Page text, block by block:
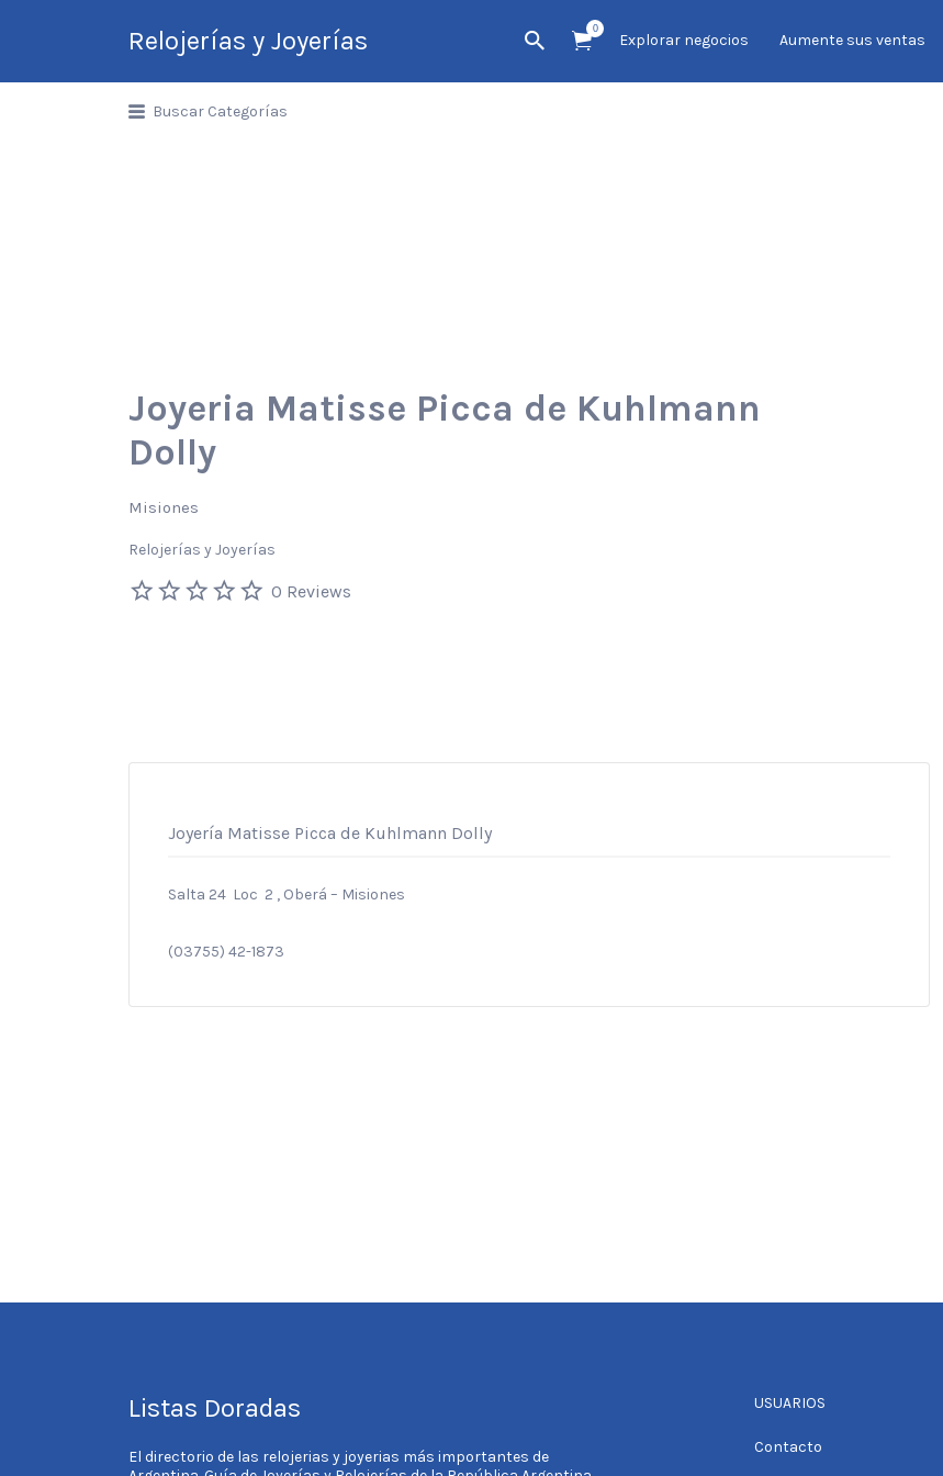
Relojerías y Joyerías
Guía de Relojerías y
0
Explorar negocios Aumente sus ventas
Buscar Categorías
Joyeria Matisse Picca de Kuhlmann
Dolly
Misiones
Relojerías y Joyerías
0 Reviews
Joyería Matisse Picca de Kuhlmann Dolly
Salta 24 Loc 2 , Oberá – Misiones
(03755) 42-1873
Listas Doradas
El directorio de las relojerias y joyerias más importantes de
USUARIOS
Contacto